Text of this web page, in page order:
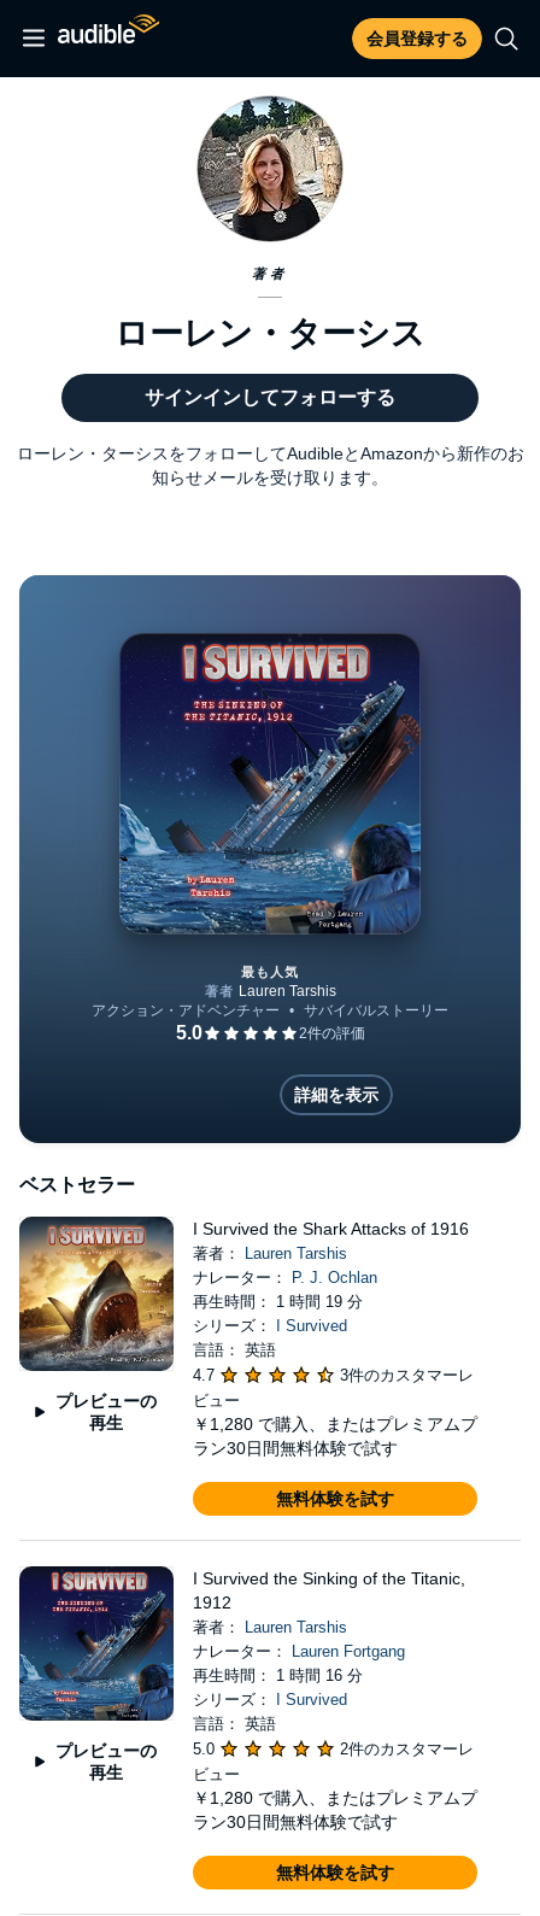
会員登録する
著者
ローレン・ターシス
サインインしてフォローする
ローレン・ターシスをフォローしてAudibleとAmazonから新作のお
知らせメールを受け取ります。
I Survived the Sinking of the
最も人気
詳細を表示
ベストセラー
プレビューの
再生
I Survived the Shark Attacks of 1916
著者：
Lauren Tarshis
ナレーター：
P. J. Ochlan
再生時間： 1 時間 19 分
シリーズ：
I Survived
言語： 英語
4.7
3件のカスタマーレ
ビュー
￥1,280 で購入、またはプレミアムプ
ラン30日間無料体験で試す
無料体験を試す
プレビューの
再生
I Survived the Sinking of the Titanic,
1912
著者：
Lauren Tarshis
ナレーター：
Lauren Fortgang
再生時間： 1 時間 16 分
シリーズ：
I Survived
言語： 英語
5.0
2件のカスタマーレ
ビュー
￥1,280 で購入、またはプレミアムプ
ラン30日間無料体験で試す
無料体験を試す